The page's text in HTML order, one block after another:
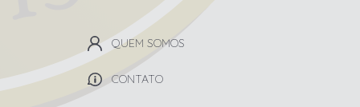
QUEM SOMOS
CONTATO